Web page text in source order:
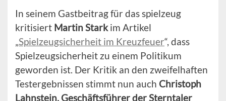
In seinem Gastbeitrag für das spielzeug
kritisiert Martin Starkim Artikel
„Spielzeugsicherheit im Kreuzfeuer“, dass
Spielzeugsicherheit zu einem Politikum
geworden ist. Der Kritik an den zweifelhaften
Testergebnissen stimmt nun auch Christoph
Lahnstein, Geschäftsführer der Sterntaler